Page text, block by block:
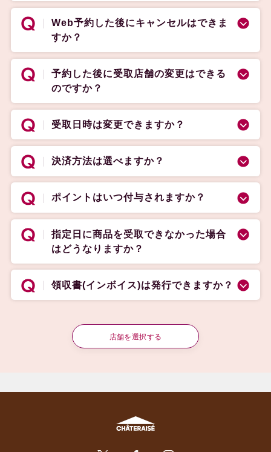
Web予約した後にキャンセルはできま
すか？
予約した後に受取店舗の変更はできる
のですか？
受取日時は変更できますか？
決済方法は選べますか？
ポイントはいつ付与されますか？
指定日に商品を受取できなかった場合
はどうなりますか？
領収書(インボイス)は発行できますか？
店舗を選択する